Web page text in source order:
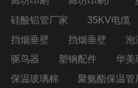
硅酸铝管厂家
35KV电缆
挡烟垂壁
挡烟垂壁
泡
驱鸟器
塑钢配件
华美
保温玻璃棉
聚氨酯保温管